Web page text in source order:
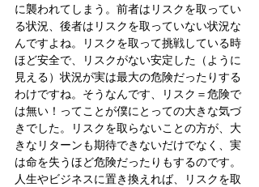
に襲われてしまう。前者はリスクを取ってい
る状況、後者はリスクを取っていない状況な
んですよね。リスクを取って挑戦している時
ほど安全で、リスクがない安定した（ように
見える）状況が実は最大の危険だったりする
わけですね。そうなんです、リスク＝危険で
は無い！ってことが僕にとっての大きな気づ
きでした。リスクを取らないことの方が、大
きなリターンも期待できないだけでなく、実
は命を失うほど危険だったりもするのです。
人生やビジネスに置き換えれば、リスクを取